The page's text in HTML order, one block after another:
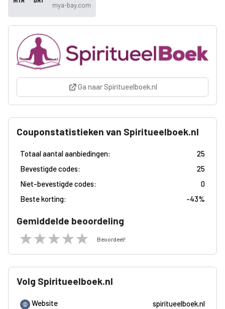
mya-bay.com
Ga naar Spiritueelboek.nl
Couponstatistieken van Spiritueelboek.nl
Totaal aantal aanbiedingen:
25
Bevestigde codes:
25
Niet-bevestigde codes:
0
Beste korting:
-43%
Gemiddelde beoordeling
Beoordeel!
Volg Spiritueelboek.nl
Website spiritueelboek.nl